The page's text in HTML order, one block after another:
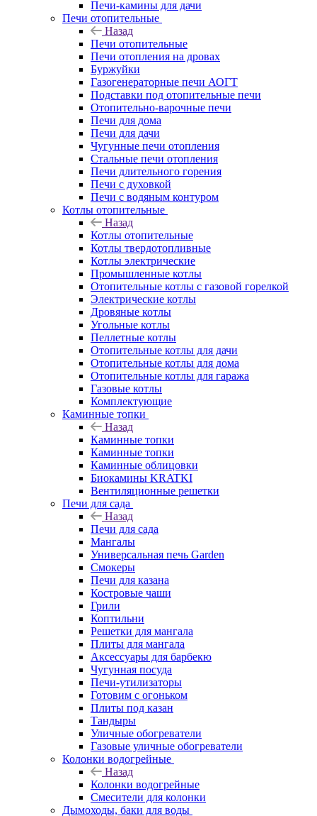
Печи-камины для дачи
Печи отопительные
Назад
Печи отопительные
Печи отопления на дровах
Буржуйки
Газогенераторные печи АОГТ
Подставки под отопительные печи
Отопительно-варочные печи
Печи для дома
Печи для дачи
Чугунные печи отопления
Стальные печи отопления
Печи длительного горения
Печи с духовкой
Печи с водяным контуром
Котлы отопительные
Назад
Котлы отопительные
Котлы твердотопливные
Котлы электрические
Промышленные котлы
Отопительные котлы с газовой горелкой
Электрические котлы
Дровяные котлы
Угольные котлы
Пеллетные котлы
Отопительные котлы для дачи
Отопительные котлы для дома
Отопительные котлы для гаража
Газовые котлы
Комплектующие
Каминные топки
Назад
Каминные топки
Каминные топки
Каминные облицовки
Биокамины KRATKI
Вентиляционные решетки
Печи для сада
Назад
Печи для сада
Мангалы
Универсальная печь Garden
Смокеры
Печи для казана
Костровые чаши
Грили
Коптильни
Решетки для мангала
Плиты для мангала
Аксессуары для барбекю
Чугунная посуда
Печи-утилизаторы
Готовим с огоньком
Плиты под казан
Тандыры
Уличные обогреватели
Газовые уличные обогреватели
Колонки водогрейные
Назад
Колонки водогрейные
Смесители для колонки
Дымоходы, баки для воды